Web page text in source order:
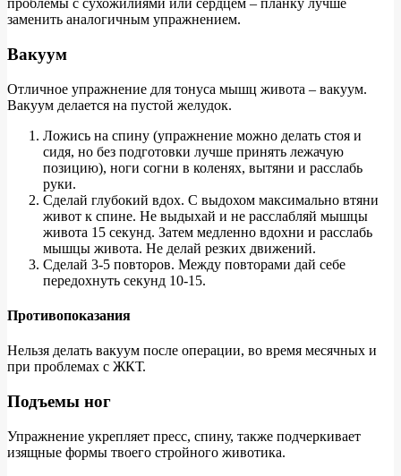
проблемы с сухожилиями или сердцем – планку лучше
заменить аналогичным упражнением.
Вакуум
Отличное упражнение для тонуса мышц живота – вакуум.
Вакуум делается на пустой желудок.
Ложись на спину (упражнение можно делать стоя и
сидя, но без подготовки лучше принять лежачую
позицию), ноги согни в коленях, вытяни и расслабь
руки.
Сделай глубокий вдох. С выдохом максимально втяни
живот к спине. Не выдыхай и не расслабляй мышцы
живота 15 секунд. Затем медленно вдохни и расслабь
мышцы живота. Не делай резких движений.
Сделай 3-5 повторов. Между повторами дай себе
передохнуть секунд 10-15.
Противопоказания
Нельзя делать вакуум после операции, во время месячных и
при проблемах с ЖКТ.
Подъемы ног
Упражнение укрепляет пресс, спину, также подчеркивает
изящные формы твоего стройного животика.